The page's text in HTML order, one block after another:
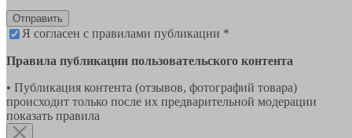
Отправить
Я согласен с правилами публикации *
Правила публикации пользовательского контента
• Публикация контента (отзывов, фотографий товара)
происходит только после их предварительной модерации
показать правила